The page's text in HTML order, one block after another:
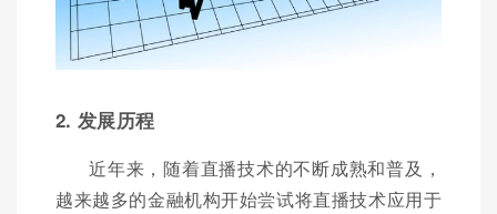
2. 发展历程
近年来，随着直播技术的不断成熟和普及，
越来越多的金融机构开始尝试将直播技术应用于